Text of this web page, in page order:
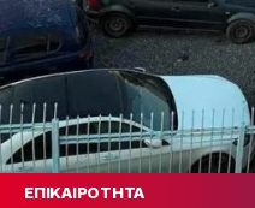
ΕΠΙΚΑΙΡΟΤΗΤΑ